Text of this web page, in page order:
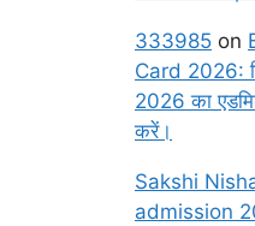
333985 on
Card 2026:
2026 का
करें।
Sakshi
admission